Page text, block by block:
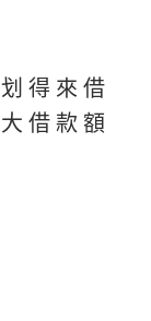
得來借
借款額